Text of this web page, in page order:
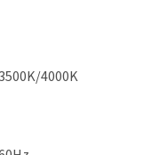
4000K